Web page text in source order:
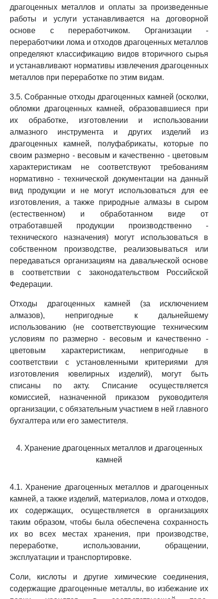
драгоценных металлов и оплаты за произведенные
работы и услуги устанавливается на договорной
основе с переработчиком. Организации -
переработчики лома и отходов драгоценных металлов
определяют классификацию видов вторичного сырья
и устанавливают нормативы извлечения драгоценных
металлов при переработке по этим видам.
3.5. Собранные отходы драгоценных камней (осколки,
обломки драгоценных камней, образовавшиеся при
их обработке, изготовлении и использовании
алмазного инструмента и других изделий из
драгоценных камней, полуфабрикаты, которые по
своим размерно - весовым и качественно - цветовым
характеристикам не соответствуют требованиям
нормативно - технической документации на данный
вид продукции и не могут использоваться для ее
изготовления, а также природные алмазы в сыром
(естественном) и обработанном виде от
отработавшей продукции производственно -
технического назначения) могут использоваться в
собственном производстве, реализовываться или
передаваться организациям на давальческой основе
в соответствии с законодательством Российской
Федерации.
Отходы драгоценных камней (за исключением
алмазов), непригодные к дальнейшему
использованию (не соответствующие техническим
условиям по размерно - весовым и качественно -
цветовым характеристикам, непригодные в
соответствии с установленными критериями для
изготовления ювелирных изделий), могут быть
списаны по акту. Списание осуществляется
комиссией, назначенной приказом руководителя
организации, с обязательным участием в ней главного
бухгалтера или его заместителя.
4. Хранение драгоценных металлов и драгоценных
камней
4.1. Хранение драгоценных металлов и драгоценных
камней, а также изделий, материалов, лома и отходов,
их содержащих, осуществляется в организациях
таким образом, чтобы была обеспечена сохранность
их во всех местах хранения, при производстве,
переработке, использовании, обращении,
эксплуатации и транспортировке.
Соли, кислоты и другие химические соединения,
содержащие драгоценные металлы, во избежание их